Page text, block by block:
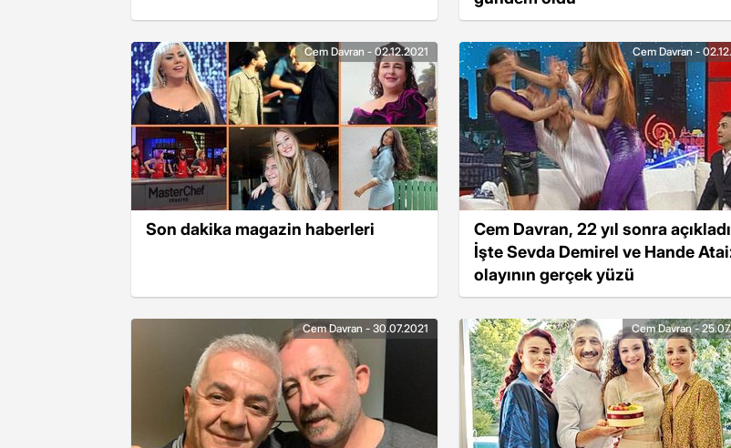
Son dakika magazin haberleri
Cem Davran - 02.12.2021
Cem Davran, 22 yıl sonra
İşte Sevda Demirel ve Hande
olayının gerçek yüzü
Cem Davran -
Cem Davran - 30.07.2021 Cem Davran -